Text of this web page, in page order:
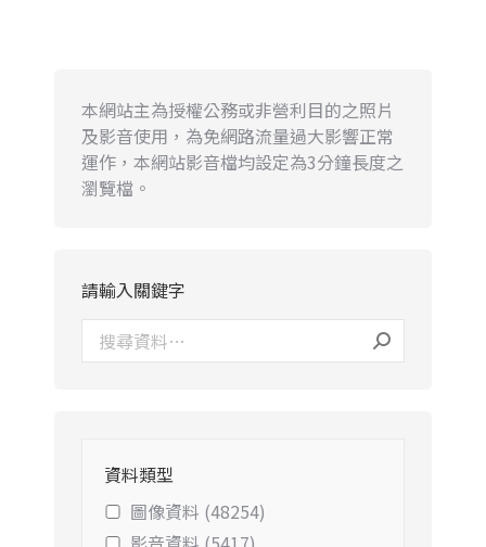
本網站主為授權公務或非營利目的之照片
及影音使用，為免網路流量過大影響正常
運作，本網站影音檔均設定為3分鐘長度之
瀏覽檔。
請輸入關鍵字
資料類型
圖像資料 (48254)